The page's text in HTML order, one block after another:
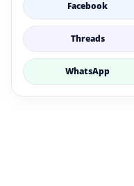
Facebook
Threads
WhatsApp